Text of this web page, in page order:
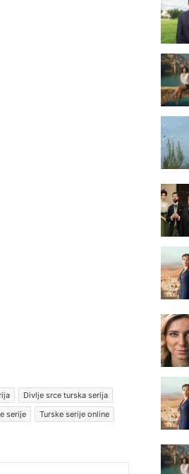
Divlje srce turska serija
serije
Turske serije online